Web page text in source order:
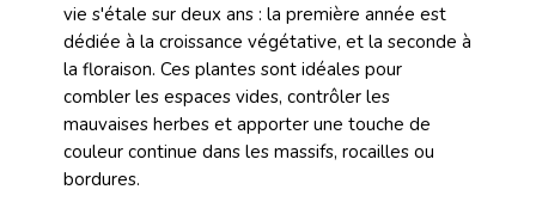
vie s'étale sur deux ans : la première année est
dédiée à la croissance végétative, et la seconde à
la floraison. Ces plantes sont idéales pour
combler les espaces vides, contrôler les
mauvaises herbes et apporter une touche de
couleur continue dans les massifs, rocailles ou
bordures.